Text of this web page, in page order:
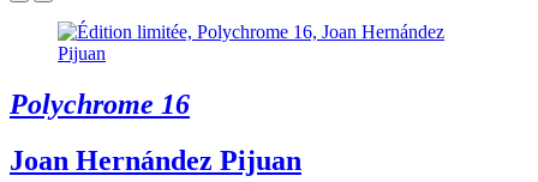
Polychrome 16
Joan Hernández Pijuan